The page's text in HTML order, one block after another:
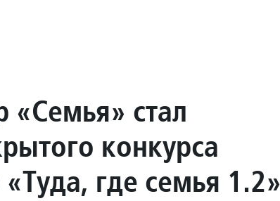
стал
конкурса
где семья 1.2»